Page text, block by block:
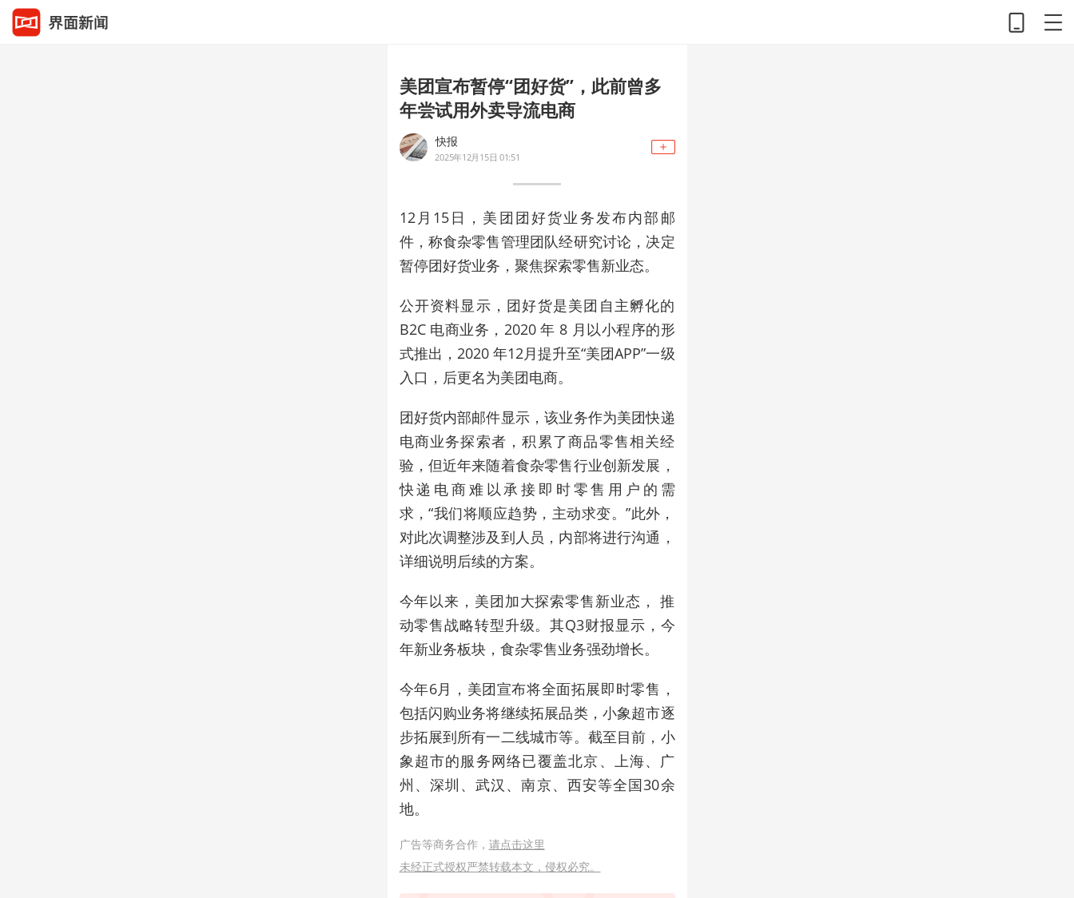
美团宣布暂停“团好货”，此前曾多
年尝试用外卖导流电商
快报
2025年12月15日 01:51
12月15日，美团团好货业务发布内部邮
件，称食杂零售管理团队经研究讨论，决定
暂停团好货业务，聚焦探索零售新业态。
公开资料显示，团好货是美团自主孵化的
B2C 电商业务，2020 年 8 月以小程序的形
式推出，2020 年12月提升至“美团APP”一级
入口，后更名为美团电商。
团好货内部邮件显示，该业务作为美团快递
电商业务探索者，积累了商品零售相关经
验，但近年来随着食杂零售行业创新发展，
快递电商难以承接即时零售用户的需
求，“我们将顺应趋势，主动求变。”此外，
对此次调整涉及到人员，内部将进行沟通，
详细说明后续的方案。
今年以来，美团加大探索零售新业态， 推
动零售战略转型升级。其Q3财报显示，今
年新业务板块，食杂零售业务强劲增长。
今年6月，美团宣布将全面拓展即时零售，
包括闪购业务将继续拓展品类，小象超市逐
步拓展到所有一二线城市等。截至目前，小
象超市的服务网络已覆盖北京、上海、广
州、深圳、武汉、南京、西安等全国30余
地。
广告等商务合作， 请点击这里
未经正式授权严禁转载本文，侵权必究。